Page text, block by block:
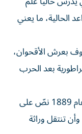
ما يعني
بعرش الأقحوان،
بعد الحرب
تنتقل وراثة